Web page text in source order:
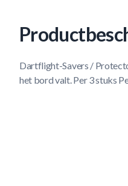
Dartflight-Savers /
het bord valt. Per 3 stuks